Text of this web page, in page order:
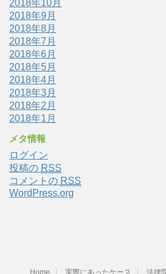
2018年10月
2018年9月
2018年8月
2018年7月
2018年6月
2018年5月
2018年4月
2018年3月
2018年2月
2018年1月
メタ情報
ログイン
投稿の RSS
コメントの RSS
WordPress.org
Home 実際にあったケース 法律